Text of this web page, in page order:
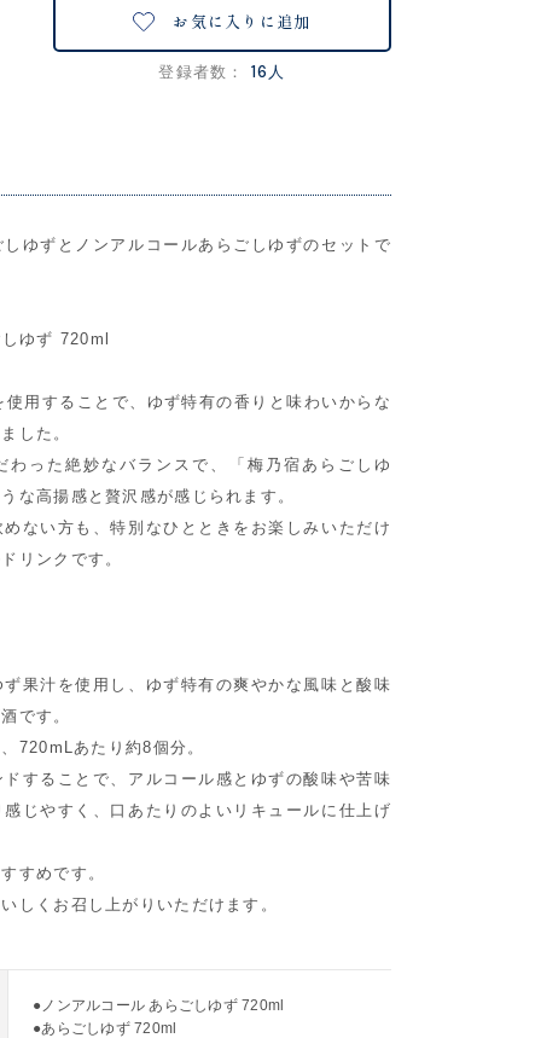
お気に入りに追加
登録者数： 16人
ゆずとノンアルコールあらごしゆずのセットで
ゆず 720ml
用することで、ゆず特有の香りと味わいからな
した。
わった絶妙なバランスで、「梅乃宿あらごしゆ
な高揚感と贅沢感が感じられます。
ない方も、特別なひとときをお楽しみいただけ
リンクです。
果汁を使用し、ゆず特有の爽やかな風味と酸味
です。
720mLあたり約8個分。
することで、アルコール感とゆずの酸味や苦味
じやすく、口あたりのよいリキュールに仕上げ
すめです。
しくお召し上がりいただけます。
●ノンアルコール あらごしゆず 720ml
●あらごしゆず 720ml